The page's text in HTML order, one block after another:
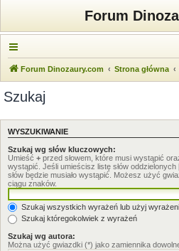
Forum
Forum Dinozaury.com Strona główna
Szukaj
WYSZUKIWANIE
Szukaj wg słów kluczowych:
Umieść + przed słowem, które musi wystąpić
wystąpić. Jeśli umieścisz listę słów oddzielonych
słów będzie musiało wystąpić. Możesz użyć
ciągu znaków.
Szukaj wszystkich wyrażeń lub użyj
Szukaj któregokolwiek z wyrażeń
Szukaj wg autora:
Można użyć gwiazdki (*) jako zamiennika